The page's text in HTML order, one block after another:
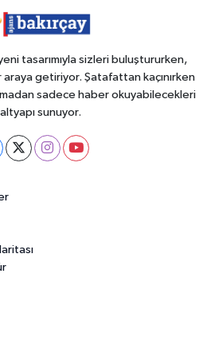
tasarımıyla sizleri buluştururken,
getiriyor. Şatafattan kaçınırken
sadece haber okuyabilecekleri
sunuyor.